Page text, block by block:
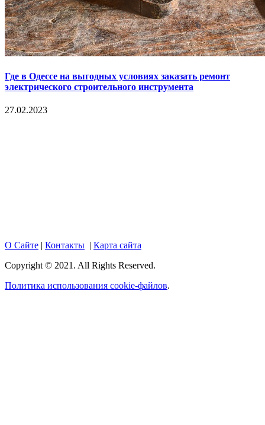
Где в Одессе на выгодных условиях заказать ремонт
электрического строительного инструмента
27.02.2023
О Сайте | Контакты | Карта сайта
Copyright © 2021. All Rights Reserved.
Политика использования cookie-файлов.